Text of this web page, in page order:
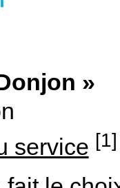
»
service [1]